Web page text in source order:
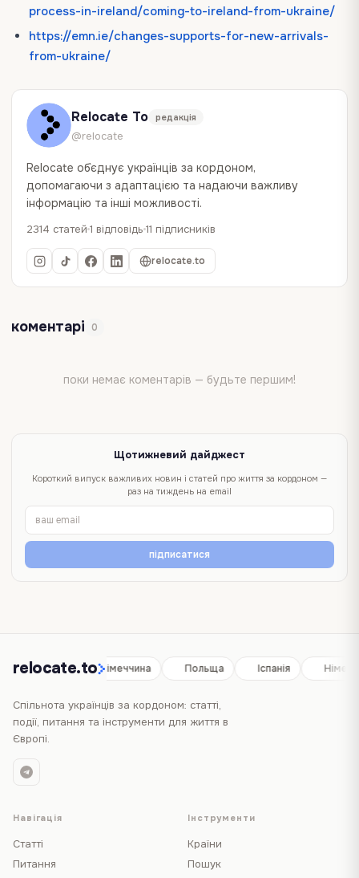
process-in-ireland/coming-to-ireland-from-ukraine/
https://emn.ie/changes-supports-for-new-arrivals-
from-ukraine/
Relocate To редакція
@relocate
Relocate об`єднує українців за кордоном,
допомагаючи з адаптацією та надаючи важливу
інформацію та інші можливості.
2314 статей 1 відповідь 11 підписників
relocate.to
коментарі 0
поки немає коментарів — будьте першим!
Щотижневий дайджест
Короткий випуск важливих новин і статей про життя за кордоном —
раз на тиждень на email
підписатися
relocate.to
Іспанія Німеччина Польща Іспанія
Спільнота українців за кордоном: статті,
події, питання та інструменти для життя в
Європі.
Навігація
Статті
Питання
Інструменти
Країни
Пошук